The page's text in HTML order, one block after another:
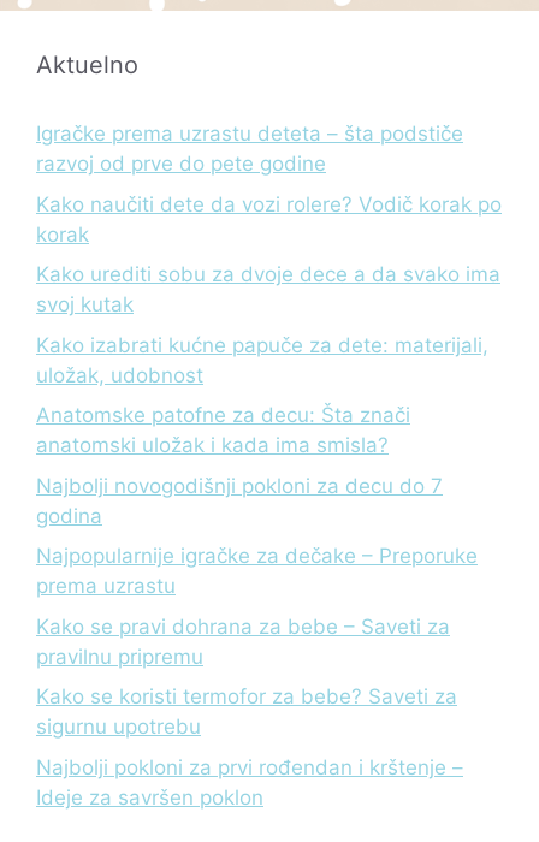
Aktuelno
Igračke prema uzrastu deteta – šta podstiče
razvoj od prve do pete godine
Kako naučiti dete da vozi rolere? Vodič korak po
korak
Kako urediti sobu za dvoje dece a da svako ima
svoj kutak
Kako izabrati kućne papuče za dete: materijali,
uložak, udobnost
Anatomske patofne za decu: Šta znači
anatomski uložak i kada ima smisla?
Najbolji novogodišnji pokloni za decu do 7
godina
Najpopularnije igračke za dečake – Preporuke
prema uzrastu
Kako se pravi dohrana za bebe – Saveti za
pravilnu pripremu
Kako se koristi termofor za bebe? Saveti za
sigurnu upotrebu
Najbolji pokloni za prvi rođendan i krštenje –
Ideje za savršen poklon